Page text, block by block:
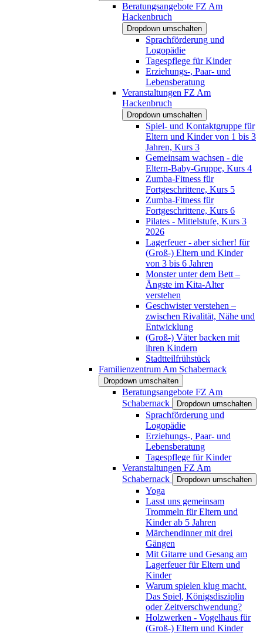
Beratungsangebote FZ Am
Hackenbruch
Dropdown umschalten
Sprachförderung und
Logopädie
Tagespflege für Kinder
Erziehungs-, Paar- und
Lebensberatung
Veranstaltungen FZ Am
Hackenbruch
Dropdown umschalten
Spiel- und Kontaktgruppe für
Eltern und Kinder von 1 bis 3
Jahren, Kurs 3
Gemeinsam wachsen - die
Eltern-Baby-Gruppe, Kurs 4
Zumba-Fitness für
Fortgeschrittene, Kurs 5
Zumba-Fitness für
Fortgeschrittene, Kurs 6
Pilates - Mittelstufe, Kurs 3
2026
Lagerfeuer - aber sicher! für
(Groß-) Eltern und Kinder
von 3 bis 6 Jahren
Monster unter dem Bett –
Ängste im Kita-Alter
verstehen
Geschwister verstehen –
zwischen Rivalität, Nähe und
Entwicklung
(Groß-) Väter backen mit
ihren Kindern
Stadtteilfrühstück
Familienzentrum Am Schabernack
Dropdown umschalten
Beratungsangebote FZ Am
Schabernack
Dropdown umschalten
Sprachförderung und
Logopädie
Erziehungs-, Paar- und
Lebensberatung
Tagespflege für Kinder
Veranstaltungen FZ Am
Schabernack
Dropdown umschalten
Yoga
Lasst uns gemeinsam
Trommeln für Eltern und
Kinder ab 5 Jahren
Märchendinner mit drei
Gängen
Mit Gitarre und Gesang am
Lagerfeuer für Eltern und
Kinder
Warum spielen klug macht.
Das Spiel, Königsdisziplin
oder Zeitverschwendung?
Holzwerken - Vogelhaus für
(Groß-) Eltern und Kinder